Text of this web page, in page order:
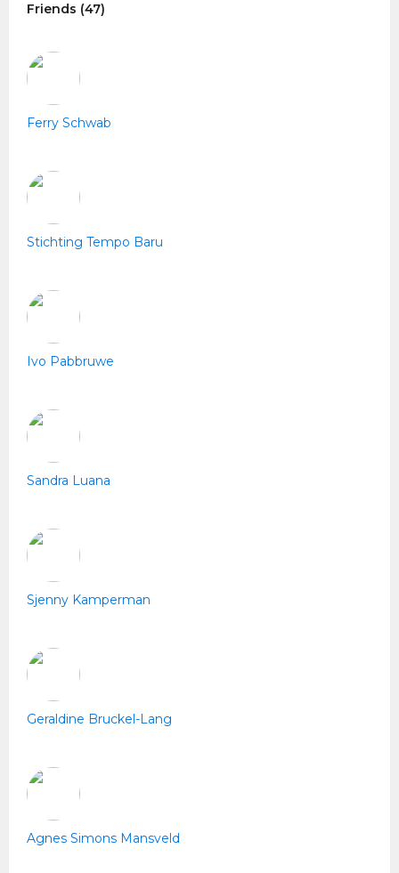
Friends (47)
Ferry Schwab
Stichting Tempo Baru
Ivo Pabbruwe
Sandra Luana
Sjenny Kamperman
Geraldine Bruckel-Lang
Agnes Simons Mansveld